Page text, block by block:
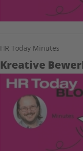
HR Today Minutes
Kreative
Image